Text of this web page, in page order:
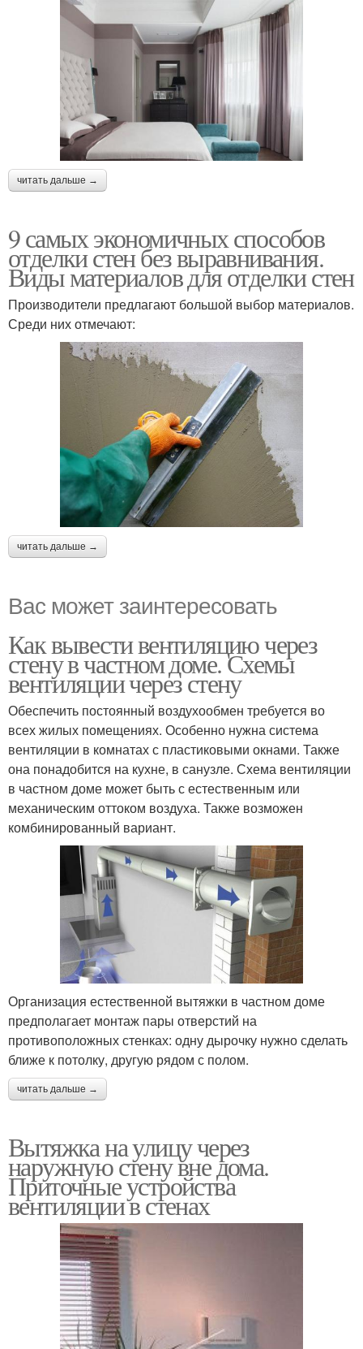
читать дальше →
9 самых экономичных способов
отделки стен без выравнивания.
Виды материалов для отделки стен
Производители предлагают большой выбор материалов.
Среди них отмечают:
читать дальше →
Вас может заинтересовать
Как вывести вентиляцию через
стену в частном доме. Схемы
вентиляции через стену
Обеспечить постоянный воздухообмен требуется во
всех жилых помещениях. Особенно нужна система
вентиляции в комнатах с пластиковыми окнами. Также
она понадобится на кухне, в санузле. Схема вентиляции
в частном доме может быть с естественным или
механическим оттоком воздуха. Также возможен
комбинированный вариант.
Организация естественной вытяжки в частном доме
предполагает монтаж пары отверстий на
противоположных стенках: одну дырочку нужно сделать
ближе к потолку, другую рядом с полом.
читать дальше →
Вытяжка на улицу через
наружную стену вне дома.
Приточные устройства
вентиляции в стенах